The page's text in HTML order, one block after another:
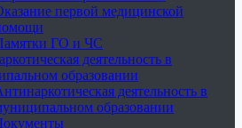
первой медицинской
ГО и ЧС
деятельность в
образовании
деятельность в
образовании